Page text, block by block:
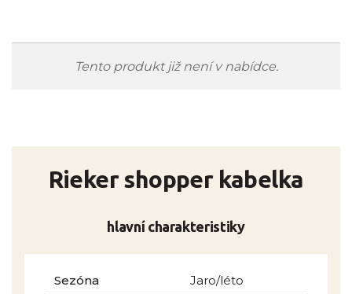
Tento produkt již není v nabídce.
Rieker shopper kabelka
hlavní charakteristiky
Sezóna
Jaro/léto